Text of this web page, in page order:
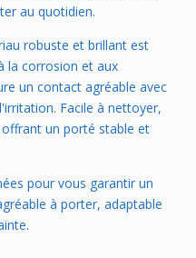
au quotidien.
robuste et brillant est
la corrosion et aux
un contact agréable avec
Facile à nettoyer,
un porté stable et
pour vous garantir un
à porter, adaptable